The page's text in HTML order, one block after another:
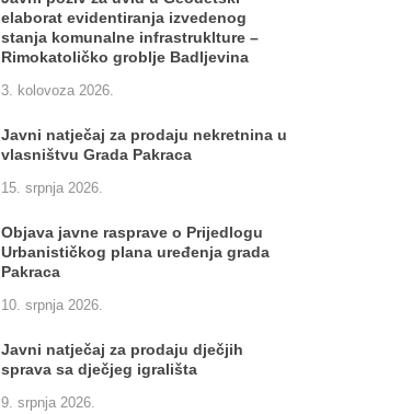
elaborat evidentiranja izvedenog
stanja komunalne infrastruklture –
Rimokatoličko groblje Badljevina
3. kolovoza 2026.
Javni natječaj za prodaju nekretnina u
vlasništvu Grada Pakraca
15. srpnja 2026.
Objava javne rasprave o Prijedlogu
Urbanističkog plana uređenja grada
Pakraca
10. srpnja 2026.
Javni natječaj za prodaju dječjih
sprava sa dječjeg igrališta
9. srpnja 2026.